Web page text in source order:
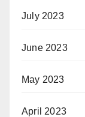
July 2023
June 2023
May 2023
April 2023